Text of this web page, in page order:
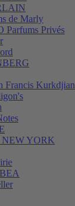
de Marly
Parfums Privés
Francis Kurkdjian
NEW YORK